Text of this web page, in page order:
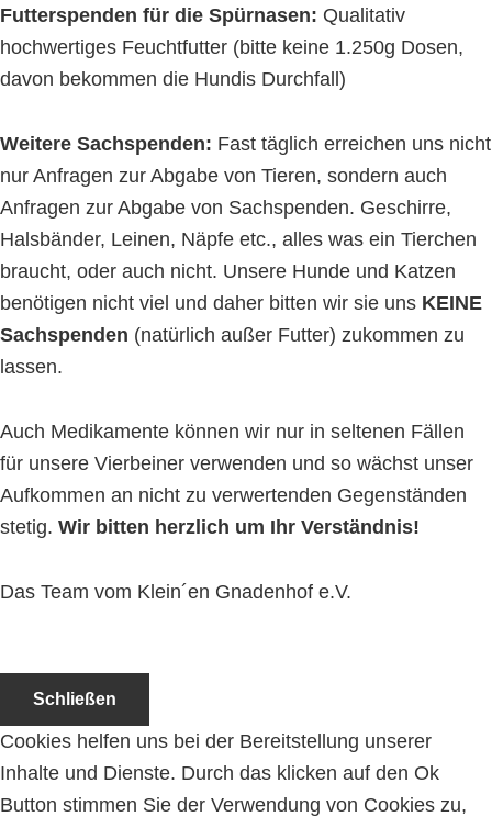
Futterspenden für die Spürnasen: Qualitativ
hochwertiges Feuchtfutter (bitte keine 1.250g Dosen,
davon bekommen die Hundis Durchfall)
Weitere Sachspenden: Fast täglich erreichen uns nicht
nur Anfragen zur Abgabe von Tieren, sondern auch
Anfragen zur Abgabe von Sachspenden. Geschirre,
Halsbänder, Leinen, Näpfe etc., alles was ein Tierchen
braucht, oder auch nicht. Unsere Hunde und Katzen
benötigen nicht viel und daher bitten wir sie uns KEINE
Sachspenden (natürlich außer Futter) zukommen zu
lassen.
Auch Medikamente können wir nur in seltenen Fällen
für unsere Vierbeiner verwenden und so wächst unser
Aufkommen an nicht zu verwertenden Gegenständen
stetig. Wir bitten herzlich um Ihr Verständnis!
Das Team vom Klein´en Gnadenhof e.V.
Schließen
Cookies helfen uns bei der Bereitstellung unserer
Inhalte und Dienste. Durch das klicken auf den Ok
Button stimmen Sie der Verwendung von Cookies zu,